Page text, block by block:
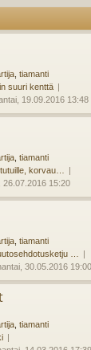
tiamanti
suuri kenttä
19.09.2016 13:48
tiamanti
korvau…
26.07.2016 15:20
tiamanti
…
30.05.2016 19:00
tiamanti